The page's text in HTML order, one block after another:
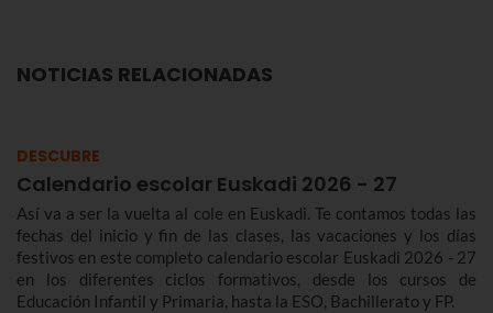
NOTICIAS RELACIONADAS
DESCUBRE
Calendario escolar Euskadi 2026 - 27
Así va a ser la vuelta al cole en Euskadi. Te contamos todas las
fechas del inicio y fin de las clases, las vacaciones y los días
festivos en este completo calendario escolar Euskadi 2026 - 27
en los diferentes ciclos formativos, desde los cursos de
Educación Infantil y Primaria, hasta la ESO, Bachillerato y FP.